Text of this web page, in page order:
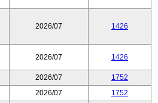
2026/07 1426
2026/07 1426
2026/07
1752
2026/07 1752